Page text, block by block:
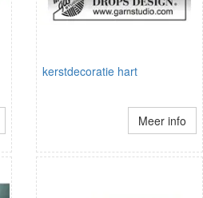
kerstdecoratie hart
Meer info